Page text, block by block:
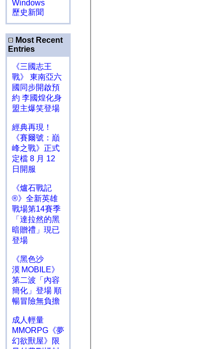
Windows
歷史新聞
Most Recent
Entries
《三國志王
戰》 東南亞六
國同步開啟預
約 李國煌化身
盟主爆笑登場
經典再現！
《賽爾號：巔
峰之戰》正式
定檔 8 月 12
日開服
《爐石戰記
®》全新英雄
戰場第14賽季
「達拉然的黑
暗贈禮」現已
登場
《黑色沙
漠 MOBILE》
第二波「內容
簡化」登場 順
暢冒險無負擔
成人輕量
MMORPG《夢
幻欲獸屋》限